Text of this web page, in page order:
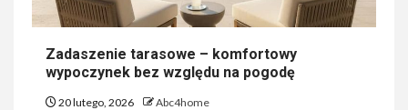
Zadaszenie tarasowe – komfortowy
wypoczynek bez względu na pogodę
20 lutego, 2026 Abc4home